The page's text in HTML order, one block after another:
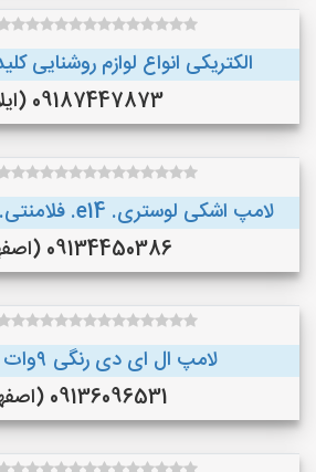
الکتریکی انواع لوازم روشنایی
09187447873 (ایلام)
لامپ اشکی لوستری. e14. فلامنتی. 6وات. برق رویال
09134450386 (اصفهان)
لامپ ال ای دی رنگی ۹وات گارانتی دار
09136096531 (اصفهان)